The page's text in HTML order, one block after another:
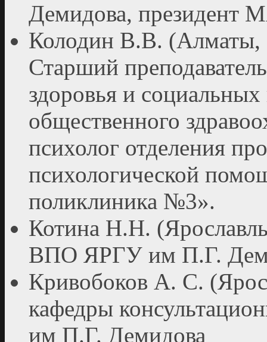
Демидова, президент
Колодин В.В. (Алматы,
Старший
здоровья и
общественного
психолог отделения
психологической
поликлиника №3».
Котина Н.Н.
ВПО ЯРГУ им П.Г.
Кривобоков А. С.
кафедры
им П.Г. Демидова